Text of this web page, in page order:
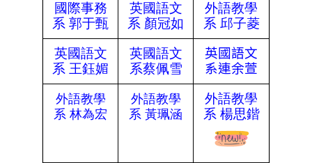
國際事務
系 郭于甄
英國語文
系 顏冠如
外語教學
系 邱子菱
英國語文
系 王鈺媚
英國語文
系蔡佩雪
英國語文
系連余萱
外語教學
系 林為宏
外語教學
系 黃珮涵
外語教學
系 楊思鍇